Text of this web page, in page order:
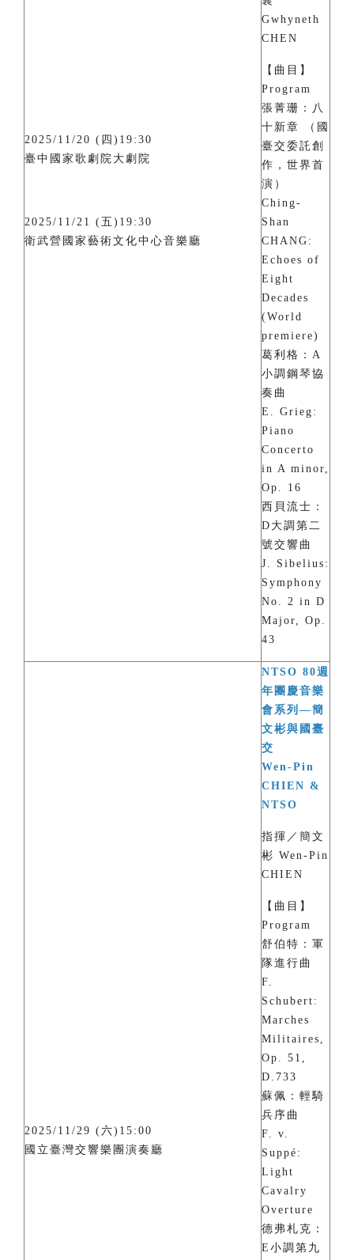
2025/11/20 (四)19:30
臺中國家歌劇院大劇院
2025/11/21 (五)19:30
衛武營國家藝術文化中心音樂廳
Gwhyneth
CHEN
【曲目】
Program
張菁珊：八
十新章 （國
臺交委託創
作，世界首
演）
Ching-
Shan
CHANG:
Echoes of
Eight
Decades
(World
premiere)
葛利格：A
小調鋼琴協
奏曲
E. Grieg:
Piano
Concerto
in A minor,
Op. 16
西貝流士：
D大調第二
號交響曲
J. Sibelius:
Symphony
No. 2 in D
Major, Op.
43
2025/11/29 (六)15:00
國立臺灣交響樂團演奏廳
NTSO 80週
年團慶音樂
會系列—簡
文彬與國臺
交
Wen-Pin
CHIEN &
NTSO
指揮／簡文
彬 Wen-Pin
CHIEN
【曲目】
Program
舒伯特：軍
隊進行曲
F.
Schubert:
Marches
Militaires,
Op. 51,
D.733
蘇佩：輕騎
兵序曲
F. v.
Suppé:
Light
Cavalry
Overture
德弗札克：
E小調第九